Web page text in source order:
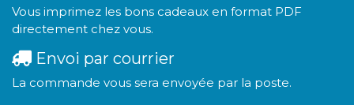
Vous imprimez les bons cadeaux en format PDF
directement chez vous.
Envoi par courrier
La commande vous sera envoyée par la poste.